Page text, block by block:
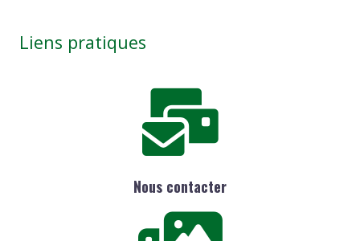
Liens pratiques
Nous contacter